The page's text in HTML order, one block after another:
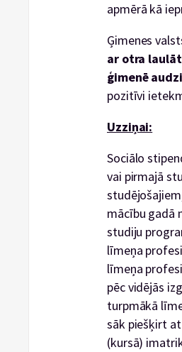
apmērā kā
Ģimenes
ar otra
ģimenē
pozitīvi
Uzziņai:
Sociālo
vai pirmajā
mācību gadā
studiju
līmeņa
līmeņa
pēc vidējās
turpmākā
sāk piešķirt
(kursā)